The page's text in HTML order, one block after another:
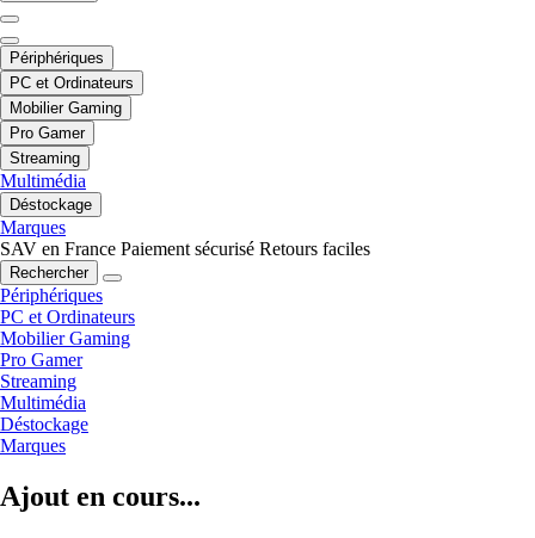
Périphériques
PC et Ordinateurs
Mobilier Gaming
Pro Gamer
Streaming
Multimédia
Déstockage
Marques
SAV en France Paiement sécurisé Retours faciles
Rechercher
Périphériques
PC et Ordinateurs
Mobilier Gaming
Pro Gamer
Streaming
Multimédia
Déstockage
Marques
Ajout en cours...